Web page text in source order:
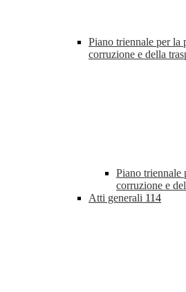
Piano triennale per la
corruzione e della
Piano triennale
corruzione e
Atti generali 114